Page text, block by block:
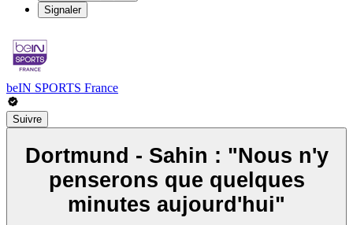
Signaler
beIN SPORTS France
Suivre
Dortmund - Sahin : "Nous n'y
penserons que quelques
minutes aujourd'hui"